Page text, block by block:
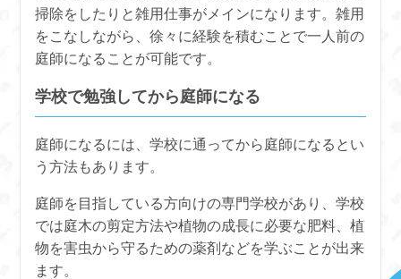
掃除をしたりと雑用仕事がメインになります。雑用
をこなしながら、徐々に経験を積むことで一人前の
庭師になることが可能です。
学校で勉強してから庭師になる
庭師になるには、学校に通ってから庭師になるとい
う方法もあります。
庭師を目指している方向けの専門学校があり、学校
では庭木の剪定方法や植物の成長に必要な肥料、植
物を害虫から守るための薬剤などを学ぶことが出来
ます。